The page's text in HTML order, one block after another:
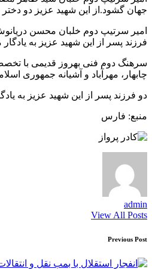
جهان گشود.از این شهید عزیز دو
فرزند پسر از این شهید عزیز به یادگار
چابهار، مهرآباد و آشیانه جمهوری
دو فرزند پسر از این شهید عزیز به یادگار
منبع: فارس
admin
View All Posts
Post
navigation
Previous Post